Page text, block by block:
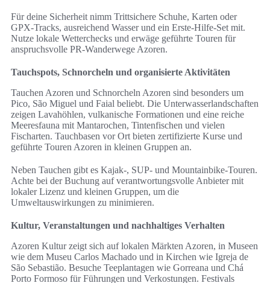
Für deine Sicherheit nimm Trittsichere Schuhe, Karten oder
GPX-Tracks, ausreichend Wasser und ein Erste-Hilfe-Set mit.
Nutze lokale Wetterchecks und erwäge geführte Touren für
anspruchsvolle PR-Wanderwege Azoren.
Tauchspots, Schnorcheln und organisierte Aktivitäten
Tauchen Azoren und Schnorcheln Azoren sind besonders um
Pico, São Miguel und Faial beliebt. Die Unterwasserlandschaften
zeigen Lavahöhlen, vulkanische Formationen und eine reiche
Meeresfauna mit Mantarochen, Tintenfischen und vielen
Fischarten. Tauchbasen vor Ort bieten zertifizierte Kurse und
geführte Touren Azoren in kleinen Gruppen an.
Neben Tauchen gibt es Kajak-, SUP- und Mountainbike-Touren.
Achte bei der Buchung auf verantwortungsvolle Anbieter mit
lokaler Lizenz und kleinen Gruppen, um die
Umweltauswirkungen zu minimieren.
Kultur, Veranstaltungen und nachhaltiges Verhalten
Azoren Kultur zeigt sich auf lokalen Märkten Azoren, in Museen
wie dem Museu Carlos Machado und in Kirchen wie Igreja de
São Sebastião. Besuche Teeplantagen wie Gorreana und Chá
Porto Formoso für Führungen und Verkostungen. Festivals